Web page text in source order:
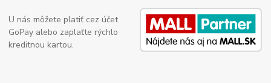
U nás môžete platiť cez účet
GoPay alebo zaplaťte rýchlo
kreditnou kartou.